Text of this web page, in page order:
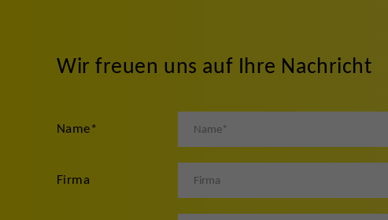
Wir freuen uns auf Ihre Nachricht
Name*
Firma